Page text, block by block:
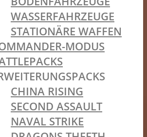
WASSERFAHRZEUGE
STATIONÄRE WAFFEN
MODUS
CHINA RISING
SECOND ASSAULT
NAVAL STRIKE